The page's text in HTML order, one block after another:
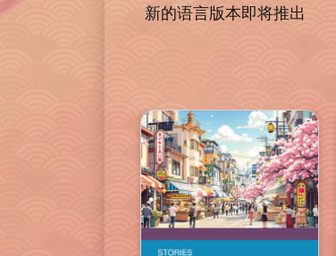
新的语言版本即将推出